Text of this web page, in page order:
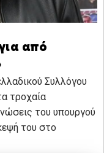
από
Συλλόγου
τροχαία
του υπουργού
του στο